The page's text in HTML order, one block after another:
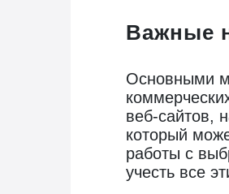
Важные
Основными
веб-сайтов,
который
работы с
учесть все